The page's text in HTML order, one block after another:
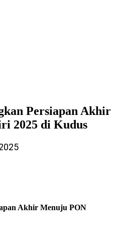
Persiapan Akhir
2025 di Kudus
Akhir Menuju PON